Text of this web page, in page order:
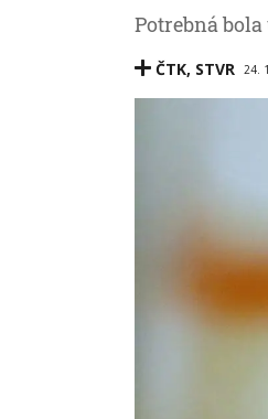
Potrebná
ČTK, STVR 24.